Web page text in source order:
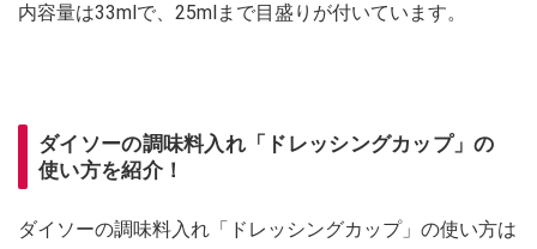
内容量は33mlで、25mlまで目盛りが付いています。
ダイソーの調味料入れ「ドレッシングカップ」の
使い方を紹介！
ダイソーの調味料入れ「ドレッシングカップ」の使い方は